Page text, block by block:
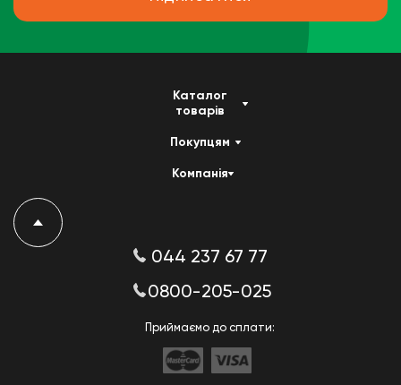
Каталог
товарів
Покупцям
Компанія
044 237 67 77
0800-205-025
Приймаємо до сплати: